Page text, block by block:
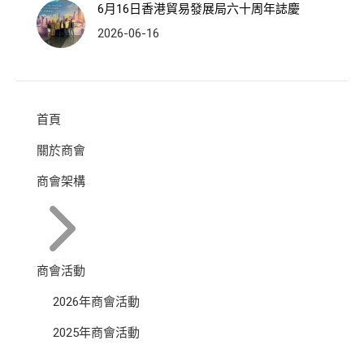
6月16日香港貿易發展局六十周年誌慶
2026-06-16
首頁
關於商會
商會架構
商會活動
2026年商會活動
2025年商會活動